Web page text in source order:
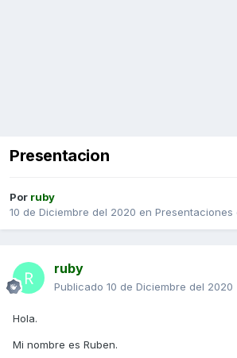
Presentacion
Por ruby
10 de Diciembre del 2020 en Presentaciones
ruby
Publicado 10 de Diciembre del 2020
Hola.
Mi nombre es Ruben.